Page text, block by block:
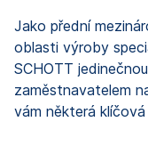
Jako přední
oblasti výroby
SCHOTT
zaměstnavatelem
vám některá